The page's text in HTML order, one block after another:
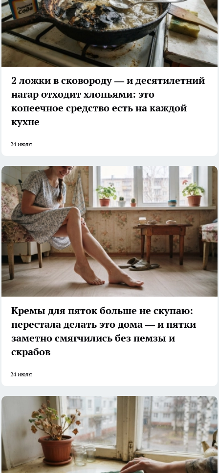
2 ложки в сковороду — и десятилетний
нагар отходит хлопьями: это
копеечное средство есть на каждой
кухне
24 июля
Кремы для пяток больше не скупаю:
перестала делать это дома — и пятки
заметно смягчились без пемзы и
скрабов
24 июля